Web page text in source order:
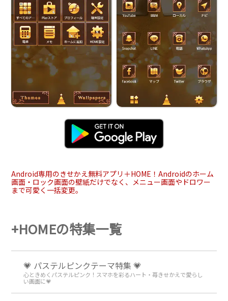
Android専用のきせかえ無料アプリ＋HOME！Androidのホーム
画面・ロック画面の壁紙だけでなく、メニュー画面やドロワー
まで可愛く一括変更。
+HOMEの特集一覧
💗 パステルピンクテーマ特集 💗
心ときめくパステルピンク！スマホを彩るハート・苺きせかえで愛らし
い画面に💗